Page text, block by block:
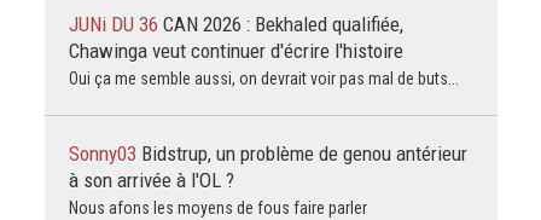
JUNi DU 36 CAN 2026 : Bekhaled qualifiée,
Chawinga veut continuer d'écrire l'histoire
Oui ça me semble aussi, on devrait voir pas mal de buts...
Sonny03 Bidstrup, un problème de genou antérieur
à son arrivée à l'OL ?
Nous afons les moyens de fous faire parler